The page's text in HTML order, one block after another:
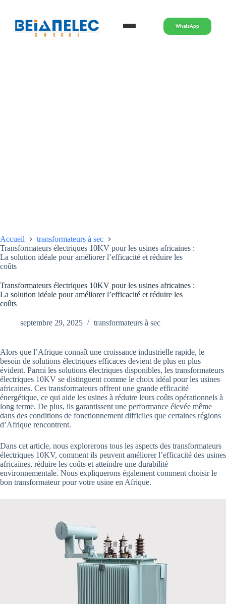
WhatsApp
Accueil
transformateurs à sec
Transformateurs électriques 10KV pour les usines africaines :
La solution idéale pour améliorer l’efficacité et réduire les
coûts
Transformateurs électriques 10KV pour les usines africaines :
La solution idéale pour améliorer l’efficacité et réduire les
coûts
septembre 29, 2025 transformateurs à sec
Alors que l’Afrique connaît une croissance industrielle rapide, le
besoin de solutions électriques efficaces devient de plus en plus
évident. Parmi les solutions électriques disponibles, les transformateurs
électriques 10KV se distinguent comme le choix idéal pour les usines
africaines. Ces transformateurs offrent une grande efficacité
énergétique, ce qui aide les usines à réduire leurs coûts opérationnels à
long terme. De plus, ils garantissent une performance élevée même
dans des conditions de fonctionnement difficiles que certaines régions
d’Afrique rencontrent.
Dans cet article, nous explorerons tous les aspects des transformateurs
électriques 10KV, comment ils peuvent améliorer l’efficacité des usines
africaines, réduire les coûts et atteindre une durabilité
environnementale. Nous expliquerons également comment choisir le
bon transformateur pour votre usine en Afrique.